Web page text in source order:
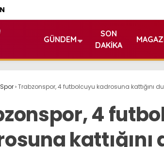
GÜNDEM
SON
DAKIKA
Spor›Trabzonspor, 4 futbolcuyu kadrosuna kattığını
4